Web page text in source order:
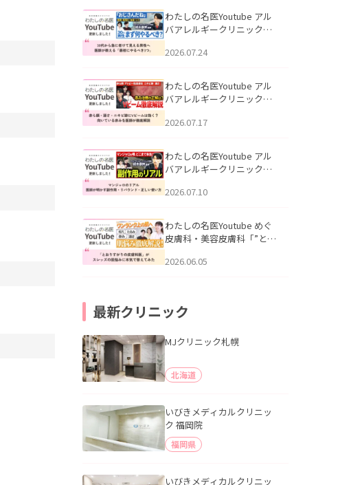
説」を公開いたしました。
わたしの名医Youtube アル
バアレルギークリニック札
える男性へ｜医師が教える
公開いたしました。
2026.07.24
わたしの名医Youtube アル
バアレルギークリニック札
跡にVビームは効く？向いて
説」を公開いたしました。
2026.07.17
わたしの名医Youtube アル
バアレルギークリニック札
医師が明かす副作用・リバ
公開いたしました。
2026.07.10
わたしの名医Youtube めぐ
皮膚科・美容皮膚科「”とお
ッズの肌悩みに本気で答え
2026.06.05
最新クリニック
MJクリニック札幌
北海道
いびきメディカルクリニッ
ク 福岡院
福岡県
いびきメディカルクリニッ